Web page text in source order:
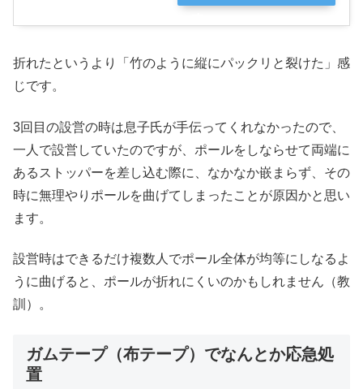
折れたというより「竹のように縦にパックリと裂けた」感
じです。
3回目の設営の時は息子氏が手伝ってくれなかったので、
一人で設営していたのですが、ポールをしならせて両端に
あるストッパーを差し込む際に、なかなか嵌まらず、その
時に無理やりポールを曲げてしまったことが原因かと思い
ます。
設営時はできるだけ複数人でポール全体が均等にしなるよ
うに曲げると、ポールが折れにくいのかもしれません（教
訓）。
ガムテープ（布テープ）でなんとか応急処
置